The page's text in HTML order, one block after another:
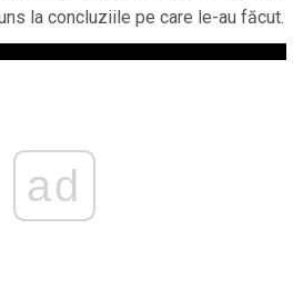
la concluziile pe care le-au făcut.
ad